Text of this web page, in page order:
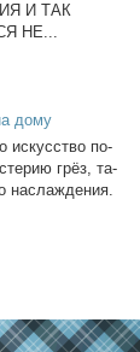
И ТАК
НЕ...
дому
по­
грёз, та­
на­сла­жде­ния.